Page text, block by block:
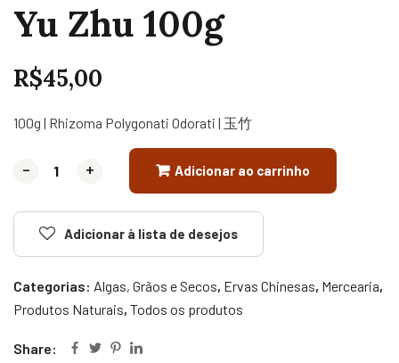
Yu Zhu 100g
R$45,00
100g | Rhizoma Polygonati Odorati | 玉竹
- +
- + Adicionar ao carrinho
Adicionar à lista de desejos
Categorias: Algas, Grãos e Secos, Ervas Chinesas, Mercearia,
Produtos Naturais, Todos os produtos
Share: